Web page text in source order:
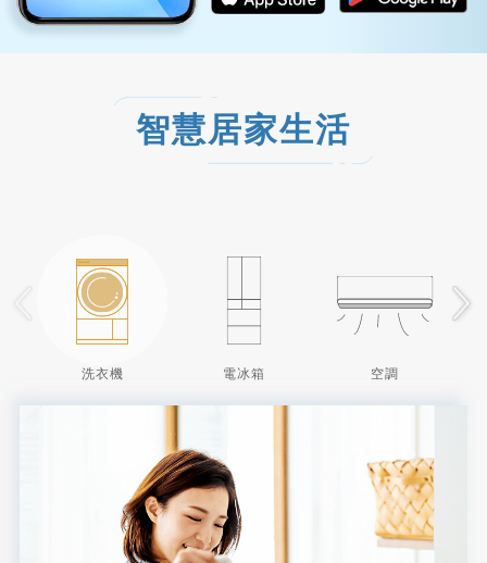
智慧居家生活
洗衣機 電冰箱 空調